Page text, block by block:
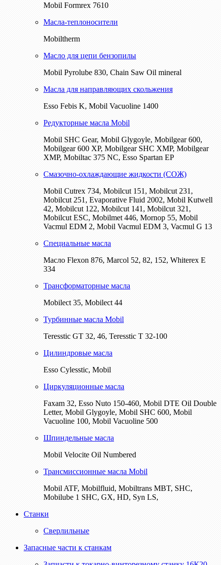
Mobil Formrex 7610
Масла-теплоносители
Mobiltherm
Масло для цепи бензопилы
Mobil Pyrolube 830, Chain Saw Oil mineral
Масла для направляющих скольжения
Esso Febis K, Mobil Vacuoline 1400
Редукторные масла Mobil
Mobil SHC Gear, Mobil Glygoyle, Mobilgear 600,
Mobilgear 600 XP, Mobilgear SHC XMP, Mobilgear
XМP, Mobiltac 375 NC, Esso Spartan EP
Смазочно-охлаждающие жидкости (СОЖ)
Mobil Cutrex 734, Mobilcut 151, Mobilcut 231,
Mobilcut 251, Evaporative Fluid 2002, Mobil Kutwell
42, Mobilcut 122, Mobilcut 141, Mobilcut 321,
Mobilcut ESC, Mobilmet 446, Mornop 55, Mobil
Vacmul EDM 2, Mobil Vacmul EDM 3, Vacmul G 13
Специальные масла
Масло Flexon 876, Marcol 52, 82, 152, Whiterex E
334
Трансформаторные масла
Mobilect 35, Mobilect 44
Турбинные масла Mobil
Teresstic GT 32, 46, Teresstic T 32-100
Цилиндровые масла
Esso Cylesstic, Mobil
Циркуляционные масла
Faxam 32, Esso Nuto 150-460, Mobil DTE Oil Double
Letter, Mobil Glygoyle, Mobil SHC 600, Mobil
Vacuoline 100, Mobil Vacuoline 500
Шпиндельные масла
Mobil Velocite Oil Numbered
Трансмиссионные масла Mobil
Mobil ATF, Mobilfluid, Mobiltrans MBT, SHC,
Mobilube 1 SHC, GX, HD, Syn LS,
Станки
Сверлильные
Запасные части к станкам